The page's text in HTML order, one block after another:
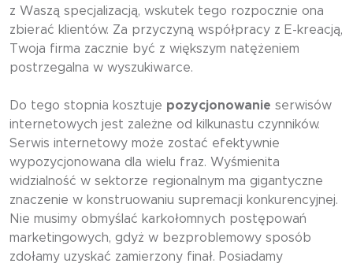
z Waszą specjalizacją, wskutek tego rozpocznie ona
zbierać klientów. Za przyczyną współpracy z E-kreacją,
Twoja firma zacznie być z większym natężeniem
postrzegalna w wyszukiwarce.
Do tego stopnia kosztuje pozycjonowanie serwisów
internetowych jest zależne od kilkunastu czynników.
Serwis internetowy może zostać efektywnie
wypozycjonowana dla wielu fraz. Wyśmienita
widzialność w sektorze regionalnym ma gigantyczne
znaczenie w konstruowaniu supremacji konkurencyjnej.
Nie musimy obmyślać karkołomnych postępowań
marketingowych, gdyż w bezproblemowy sposób
zdołamy uzyskać zamierzony finał. Posiadamy